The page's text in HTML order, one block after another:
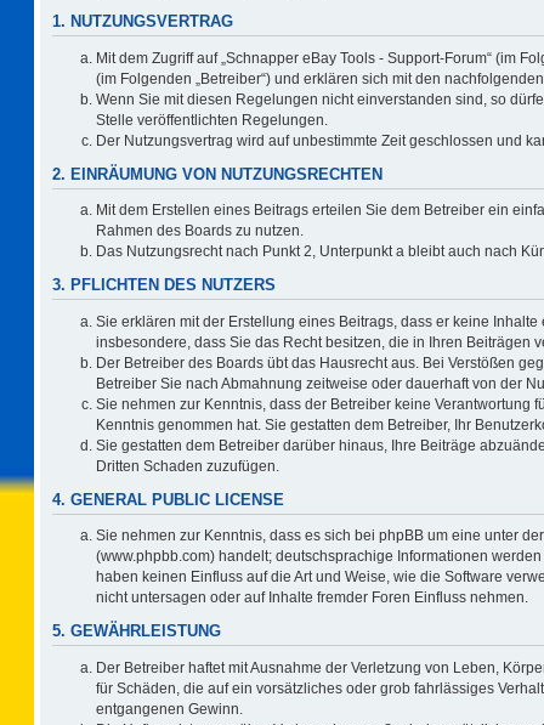
1. NUTZUNGSVERTRAG
Mit dem Zugriff auf „Schnapper eBay Tools - Support-Forum“ (im
(im Folgenden „Betreiber“) und erklären sich mit den
Wenn Sie mit diesen Regelungen nicht einverstanden sind, so
Stelle veröffentlichten Regelungen.
Der Nutzungsvertrag wird auf unbestimmte Zeit geschlossen und
2. EINRÄUMUNG VON NUTZUNGSRECHTEN
Mit dem Erstellen eines Beitrags erteilen Sie dem Betreiber ein
Rahmen des Boards zu nutzen.
Das Nutzungsrecht nach Punkt 2, Unterpunkt a bleibt auch nach
3. PFLICHTEN DES NUTZERS
Sie erklären mit der Erstellung eines Beitrags, dass er keine
insbesondere, dass Sie das Recht besitzen, die in Ihren Beiträgen
Der Betreiber des Boards übt das Hausrecht aus. Bei Verstößen
Betreiber Sie nach Abmahnung zeitweise oder dauerhaft von der
Sie nehmen zur Kenntnis, dass der Betreiber keine Verantwortung
Kenntnis genommen hat. Sie gestatten dem Betreiber, Ihr
Sie gestatten dem Betreiber darüber hinaus, Ihre Beiträge
Dritten Schaden zuzufügen.
4. GENERAL PUBLIC LICENSE
Sie nehmen zur Kenntnis, dass es sich bei phpBB um eine unter der
(www.phpbb.com) handelt; deutschsprachige Informationen
haben keinen Einfluss auf die Art und Weise, wie die Software
nicht untersagen oder auf Inhalte fremder Foren Einfluss nehmen.
5. GEWÄHRLEISTUNG
Der Betreiber haftet mit Ausnahme der Verletzung von Leben,
für Schäden, die auf ein vorsätzliches oder grob fahrlässiges
entgangenen Gewinn.